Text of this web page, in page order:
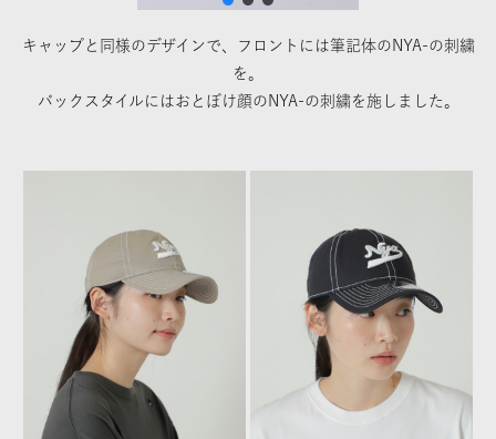
キャップと同様のデザインで、フロントには筆記体のNYA-の刺繍
を。
バックスタイルにはおとぼけ顔のNYA-の刺繍を施しました。